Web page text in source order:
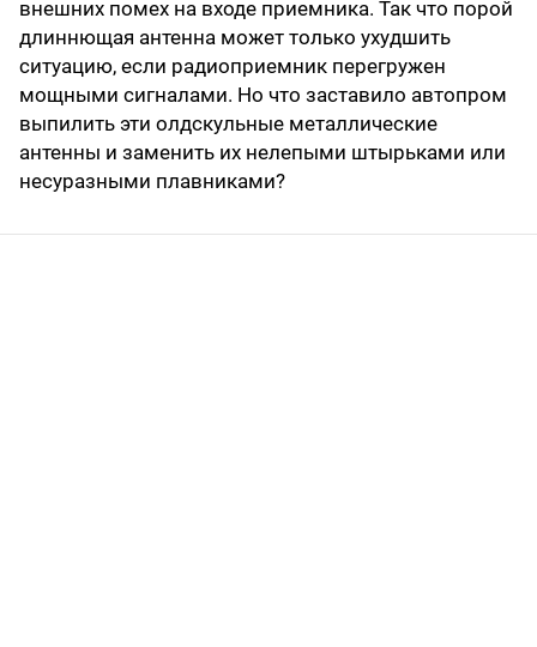
внешних помех на входе приемника. Так что порой
длиннющая антенна может только ухудшить
ситуацию, если радиоприемник перегружен
мощными сигналами. Но что заставило автопром
выпилить эти олдскульные металлические
антенны и заменить их нелепыми штырьками или
несуразными плавниками?